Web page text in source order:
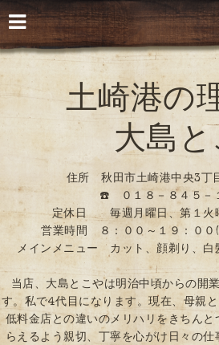
土崎港の
大島と
住所 秋田市土崎港中央
☎️ ０１８－８４５－
定休日 毎週月曜日、第１火
営業時間 ８：００～１９：００
メインメニュー カット、顔剃り、白
当店、大島とこやは明治中頃からの開
す。私で4代目になります。現在、母親
低料金店との違いのメリハリをきちんと
らえるよう親切、丁寧を心がけ日々の仕